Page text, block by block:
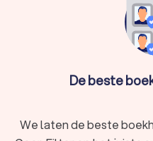
De beste
We laten de beste